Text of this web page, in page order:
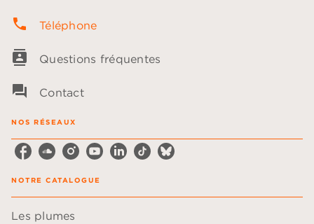
phone Téléphone
contacts Questions fréquentes
question_answer Contact
NOS RÉSEAUX
NOTRE CATALOGUE
Les plumes